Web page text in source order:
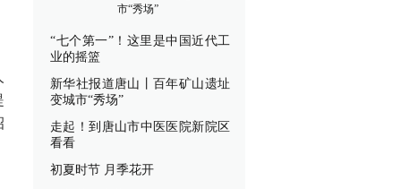
市“秀场”
“七个第一”！这里是中国近代工
业的摇篮
新华社报道唐山丨百年矿山遗址
变城市“秀场”
走起！到唐山市中医医院新院区
看看
初夏时节 月季花开